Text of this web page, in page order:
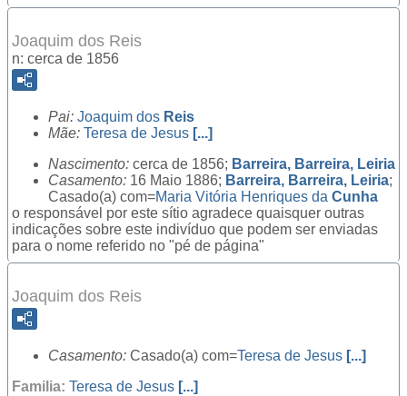
Joaquim dos Reis
n: cerca de 1856
Pai: Joaquim dos Reis
Mãe: Teresa de Jesus [...]
Nascimento: cerca de 1856; Barreira, Barreira, Leiria
Casamento: 16 Maio 1886; Barreira, Barreira, Leiria;
Casado(a) com=Maria Vitória Henriques da Cunha
o responsável por este sítio agradece quaisquer outras
indicações sobre este indivíduo que podem ser enviadas
para o nome referido no "pé de página"
Joaquim dos Reis
Casamento: Casado(a) com=Teresa de Jesus [...]
Familia: Teresa de Jesus [...]